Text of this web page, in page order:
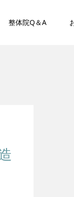
整体院Q＆A